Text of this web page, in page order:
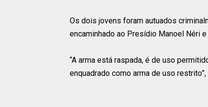
Os dois jovens foram autuados
encaminhado ao Presídio Manoel Néri
“A arma está raspada, é de uso
enquadrado como arma de uso